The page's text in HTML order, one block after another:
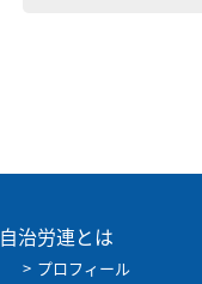
自治労連とは
プロフィール